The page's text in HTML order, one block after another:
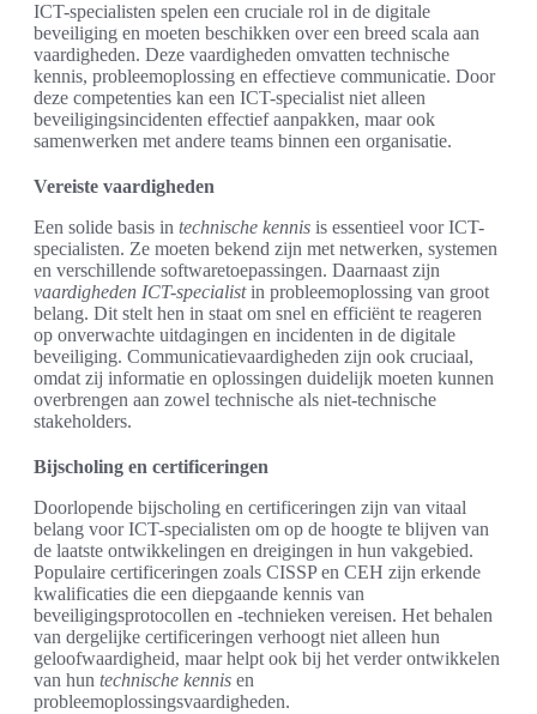
ICT-specialisten spelen een cruciale rol in de digitale
beveiliging en moeten beschikken over een breed scala aan
vaardigheden. Deze vaardigheden omvatten technische
kennis, probleemoplossing en effectieve communicatie. Door
deze competenties kan een ICT-specialist niet alleen
beveiligingsincidenten effectief aanpakken, maar ook
samenwerken met andere teams binnen een organisatie.
Vereiste vaardigheden
Een solide basis in technische kennis is essentieel voor ICT-
specialisten. Ze moeten bekend zijn met netwerken, systemen
en verschillende softwaretoepassingen. Daarnaast zijn
vaardigheden ICT-specialistin probleemoplossing van groot
belang. Dit stelt hen in staat om snel en efficiënt te reageren
op onverwachte uitdagingen en incidenten in de digitale
beveiliging. Communicatievaardigheden zijn ook cruciaal,
omdat zij informatie en oplossingen duidelijk moeten kunnen
overbrengen aan zowel technische als niet-technische
stakeholders.
Bijscholing en certificeringen
Doorlopende bijscholing en certificeringen zijn van vitaal
belang voor ICT-specialisten om op de hoogte te blijven van
de laatste ontwikkelingen en dreigingen in hun vakgebied.
Populaire certificeringen zoals CISSP en CEH zijn erkende
kwalificaties die een diepgaande kennis van
beveiligingsprotocollen en -technieken vereisen. Het behalen
van dergelijke certificeringen verhoogt niet alleen hun
geloofwaardigheid, maar helpt ook bij het verder ontwikkelen
van hun technische kennis en
probleemoplossingsvaardigheden.